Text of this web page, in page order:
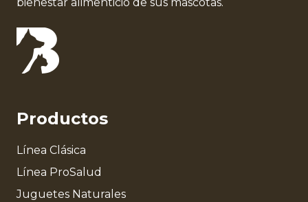
Productos
Línea Clásica
Línea ProSalud
Juguetes Naturales